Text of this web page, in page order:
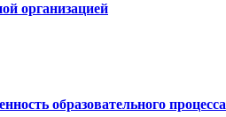
организацией
образовательного процесса